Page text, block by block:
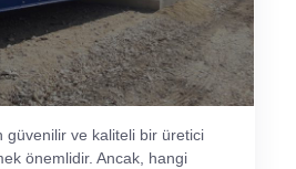
güvenilir ve kaliteli bir üretici
önemlidir. Ancak, hangi